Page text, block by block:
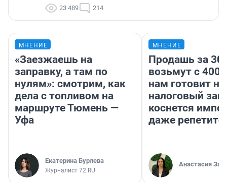
23 489 214
МНЕНИЕ
«Заезжаешь на
заправку, а там по
нулям»: смотрим, как
дела с топливом на
маршруте Тюмень —
Уфа
Екатерина Бурлева
Журналист 72.RU
МНЕНИЕ
Продашь за
возьмут с
нам готовит
налоговый
коснется
даже
Анастасия